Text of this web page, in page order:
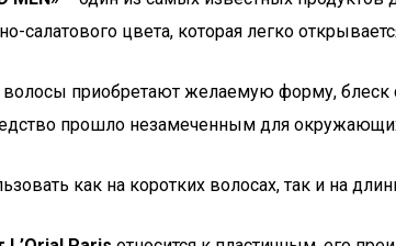
салатового цвета, которая легко
приобретают желаемую форму, блеск
прошло незамеченным для
как на коротких волосах, так и на